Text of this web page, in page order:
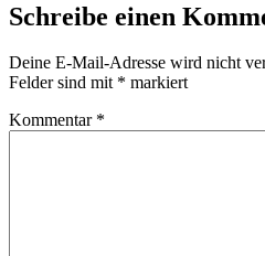
Schreibe einen
Deine E-Mail-Adresse wird nicht
Felder sind mit * markiert
Kommentar *